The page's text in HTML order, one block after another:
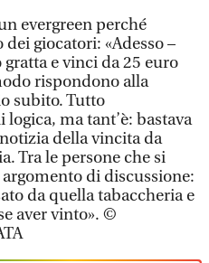
evergreen perché
giocatori: «Adesso –
e vinci da 25 euro
rispondono alla
subito. Tutto
ma tant’è: bastava
della vincita da
Tra le persone che si
di discussione:
da quella tabaccheria e
aver vinto». ©